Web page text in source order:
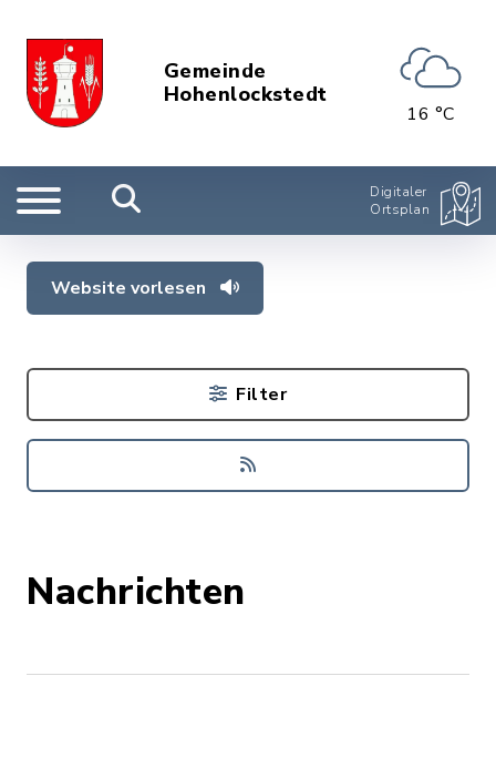
Gemeinde
Hohenlockstedt
16 °C
Digitaler
Ortsplan
Website vorlesen
Nachrichten
Filter